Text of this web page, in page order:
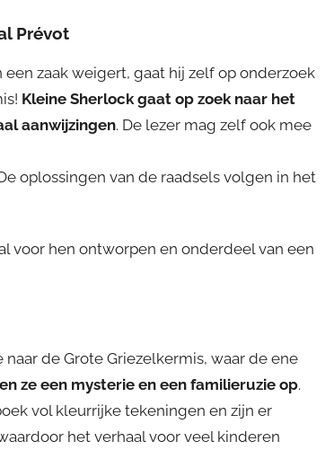
Prévot
zaak weigert, gaat hij zelf op onderzoek
Kleine Sherlock gaat op zoek naar het
aanwijzingen. De lezer mag zelf ook mee
oplossingen van de raadsels volgen in het
voor hen ontworpen en onderdeel van een
de Grote Griezelkermis, waar de ene
ze een mysterie en een familieruzie op.
vol kleurrijke tekeningen en zijn er
het verhaal voor veel kinderen